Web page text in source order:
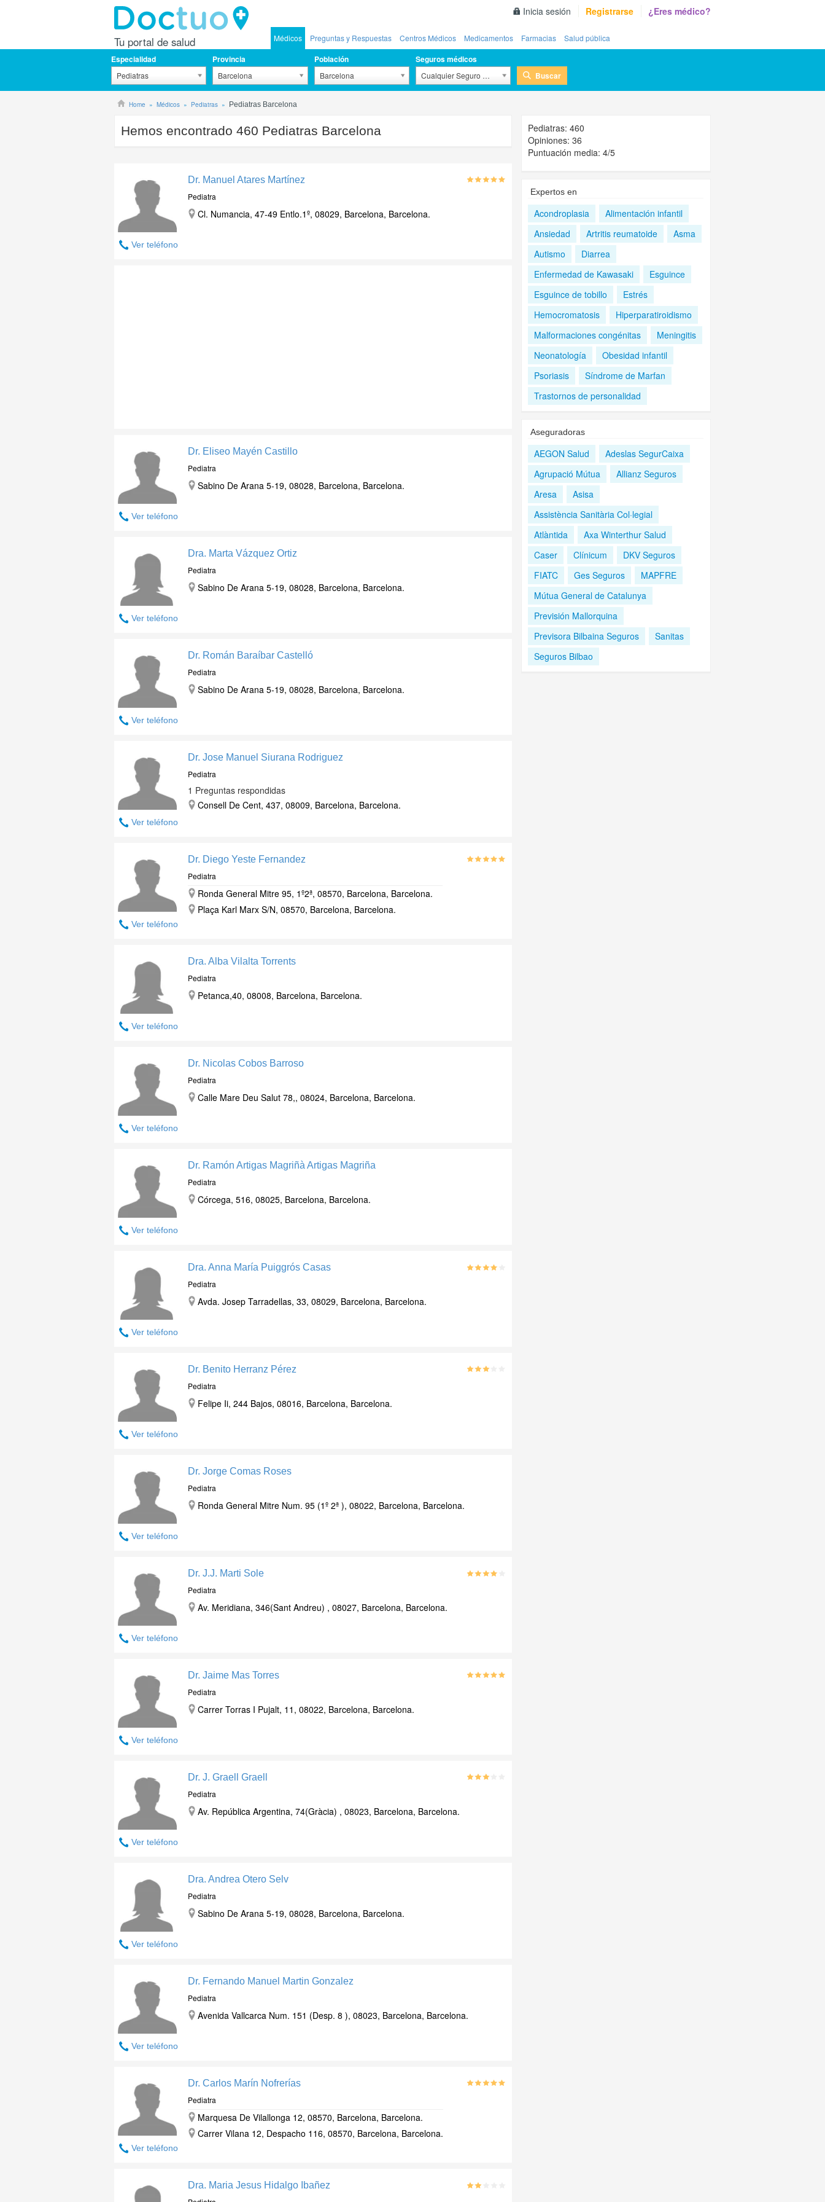
Tu portal de salud
Inicia sesión Registrarse ¿Eres médico?
Médicos Preguntas y Respuestas Centros Médicos Medicamentos Farmacias Salud pública
Especialidad
Pediatras
Provincia
Barcelona
Población
Barcelona
Seguros médicos
Cualquier Seguro Médico Buscar
Home Médicos Pediatras Pediatras Barcelona
Hemos encontrado 460 Pediatras Barcelona
Ver teléfono
Dr. Manuel Atares Martínez
Pediatra
Cl. Numancia, 47-49 Entlo.1º, 08029, Barcelona, Barcelona.
Ver teléfono
Dr. Eliseo Mayén Castillo
Pediatra
Sabino De Arana 5-19, 08028, Barcelona, Barcelona.
Ver teléfono
Dra. Marta Vázquez Ortiz
Pediatra
Sabino De Arana 5-19, 08028, Barcelona, Barcelona.
Ver teléfono
Dr. Román Baraíbar Castelló
Pediatra
Sabino De Arana 5-19, 08028, Barcelona, Barcelona.
Ver teléfono
Dr. Jose Manuel Siurana Rodriguez
Pediatra
1 Preguntas respondidas
Consell De Cent, 437, 08009, Barcelona, Barcelona.
Ver teléfono
Dr. Diego Yeste Fernandez
Pediatra
Ronda General Mitre 95, 1º2ª, 08570, Barcelona, Barcelona.
Plaça Karl Marx S/N, 08570, Barcelona, Barcelona.
Ver teléfono
Dra. Alba Vilalta Torrents
Pediatra
Petanca,40, 08008, Barcelona, Barcelona.
Ver teléfono
Dr. Nicolas Cobos Barroso
Pediatra
Calle Mare Deu Salut 78,, 08024, Barcelona, Barcelona.
Ver teléfono
Dr. Ramón Artigas Magriñà Artigas Magriña
Pediatra
Córcega, 516, 08025, Barcelona, Barcelona.
Ver teléfono
Dra. Anna María Puiggrós Casas
Pediatra
Avda. Josep Tarradellas, 33, 08029, Barcelona, Barcelona.
Ver teléfono
Dr. Benito Herranz Pérez
Pediatra
Felipe Ii, 244 Bajos, 08016, Barcelona, Barcelona.
Ver teléfono
Dr. Jorge Comas Roses
Pediatra
Ronda General Mitre Num. 95 (1º 2ª ), 08022, Barcelona, Barcelona.
Ver teléfono
Dr. J.J. Marti Sole
Pediatra
Av. Meridiana, 346(Sant Andreu) , 08027, Barcelona, Barcelona.
Ver teléfono
Dr. Jaime Mas Torres
Pediatra
Carrer Torras I Pujalt, 11, 08022, Barcelona, Barcelona.
Ver teléfono
Dr. J. Graell Graell
Pediatra
Av. República Argentina, 74(Gràcia) , 08023, Barcelona, Barcelona.
Ver teléfono
Dra. Andrea Otero Selv
Pediatra
Sabino De Arana 5-19, 08028, Barcelona, Barcelona.
Ver teléfono
Dr. Fernando Manuel Martin Gonzalez
Pediatra
Avenida Vallcarca Num. 151 (Desp. 8 ), 08023, Barcelona, Barcelona.
Ver teléfono
Dr. Carlos Marín Nofrerías
Pediatra
Marquesa De Vilallonga 12, 08570, Barcelona, Barcelona.
Carrer Vilana 12, Despacho 116, 08570, Barcelona, Barcelona.
Dra. Maria Jesus Hidalgo Ibañez
Pediatras: 460
Opiniones: 36
Puntuación media: 4/5
Expertos en
Acondroplasia
Alimentación infantil
Ansiedad
Artritis reumatoide
Asma
Autismo
Diarrea
Enfermedad de Kawasaki
Esguince
Esguince de tobillo
Estrés
Hemocromatosis
Hiperparatiroidismo
Malformaciones congénitas
Meningitis
Neonatología
Obesidad infantil
Psoriasis
Síndrome de Marfan
Trastornos de personalidad
Aseguradoras
AEGON Salud
Adeslas SegurCaixa
Agrupació Mútua
Allianz Seguros
Aresa
Asisa
Assistència Sanitària Col·legial
Atlàntida
Axa Winterthur Salud
Caser
Clínicum
DKV Seguros
FIATC
Ges Seguros
MAPFRE
Mútua General de Catalunya
Previsión Mallorquina
Previsora Bilbaina Seguros
Sanitas
Seguros Bilbao